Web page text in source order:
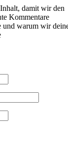
damit wir den
Kommentare
und warum wir